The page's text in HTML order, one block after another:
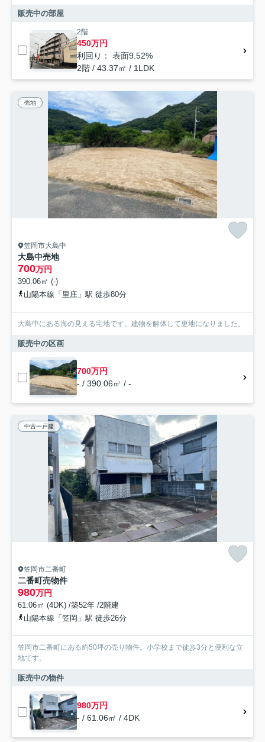
販売中の部屋
2階
450万円
利回り： 表面9.52%
2階 / 43.37㎡ / 1LDK
売地
笠岡市大島中
大島中売地
700万円
390.06㎡ (-)
山陽本線「里庄」駅 徒歩80分
大島中にある海の見える宅地です。建物を解体して更地になりました。
販売中の区画
700万円
- / 390.06㎡ / -
中古一戸建
笠岡市二番町
二番町売物件
980万円
61.06㎡ (4DK) /築52年 /2階建
山陽本線「笠岡」駅 徒歩26分
笠岡市二番町にある約50坪の売り物件。小学校まで徒歩3分と便利な立
地です。
販売中の物件
980万円
- / 61.06㎡ / 4DK